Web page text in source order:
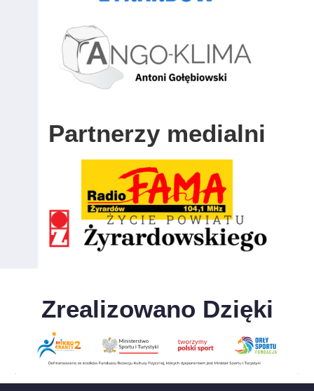
Partnerzy medialni
Zrealizowano Dzięki